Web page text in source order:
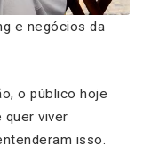
e negócios da
o público hoje
quer viver
isso.